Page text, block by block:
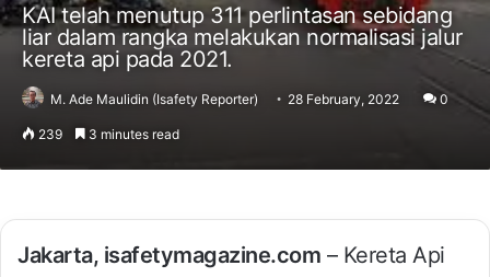
KAI telah menutup 311 perlintasan sebidang
liar dalam rangka melakukan normalisasi jalur
kereta api pada 2021.
M. Ade Maulidin (Isafety Reporter) 28 February, 2022 0
239 3 minutes read
Jakarta, isafetymagazine.com – Kereta Api